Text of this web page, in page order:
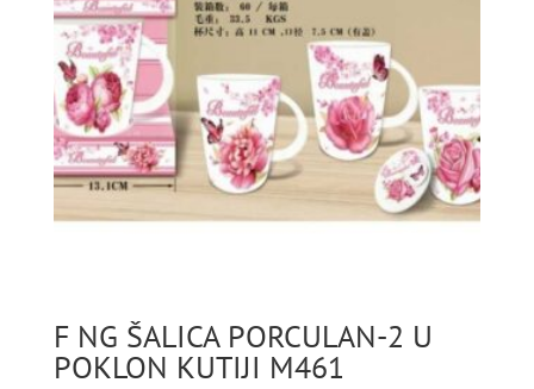
F NG ŠALICA PORCULAN-2 U
POKLON KUTIJI M461